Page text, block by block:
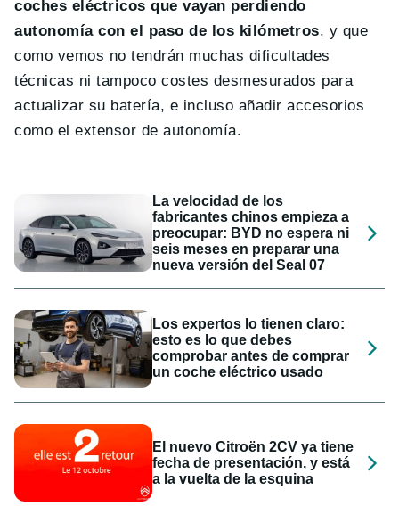
coches eléctricos que vayan perdiendo
autonomía con el paso de los kilómetros, y que
como vemos no tendrán muchas dificultades
técnicas ni tampoco costes desmesurados para
actualizar su batería, e incluso añadir accesorios
como el extensor de autonomía.
La velocidad de los
fabricantes chinos empieza a
preocupar: BYD no espera ni
seis meses en preparar una
nueva versión del Seal 07
Los expertos lo tienen claro:
esto es lo que debes
comprobar antes de comprar
un coche eléctrico usado
El nuevo Citroën 2CV ya tiene
fecha de presentación, y está
a la vuelta de la esquina